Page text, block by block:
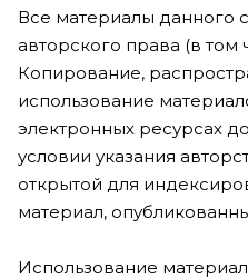
Все материалы данного
авторского права (в том
Копирование,
использование
электронных ресурсах
условии указания
открытой для
материал,
Использование